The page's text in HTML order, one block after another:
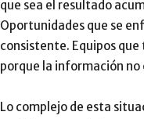
que sea el resultado
Oportunidades que se
consistente. Equipos
porque la información no
Lo complejo de esta